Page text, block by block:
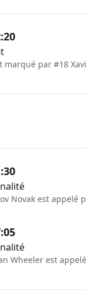
marqué par #18
Novak est
Wheeler est